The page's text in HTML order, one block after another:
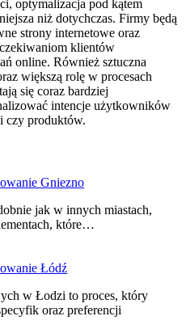
optymalizacja pod kątem
niż dotychczas. Firmy będą
strony internetowe oraz
klientów
online. Również sztuczna
większą rolę w procesach
się coraz bardziej
intencje użytkowników
czy produktów.
Gniezno
jak w innych miastach,
które…
Łódź
w Łodzi to proces, który
oraz preferencji